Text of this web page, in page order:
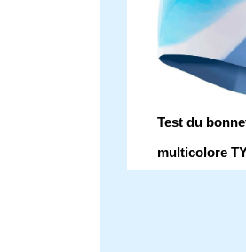
Test du
multicolore